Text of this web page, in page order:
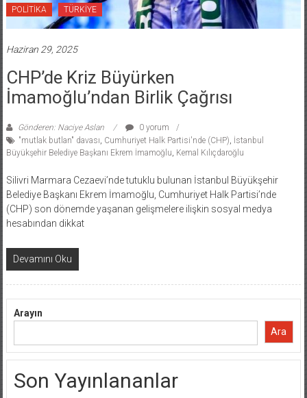
POLİTİKA TÜRKİYE
Haziran 29, 2025
CHP’de Kriz Büyürken
İmamoğlu’ndan Birlik Çağrısı
Gönderen: Naciye Aslan
0 yorum
"mutlak butlan" davası, Cumhuriyet Halk Partisi'nde (CHP), İstanbul
Büyükşehir Belediye Başkanı Ekrem İmamoğlu, Kemal Kılıçdaroğlu
Silivri Marmara Cezaevi’nde tutuklu bulunan İstanbul Büyükşehir
Belediye Başkanı Ekrem İmamoğlu, Cumhuriyet Halk Partisi’nde
(CHP) son dönemde yaşanan gelişmelere ilişkin sosyal medya
hesabından dikkat
Devamını Oku
Arayın
Ara
Son Yayınlananlar